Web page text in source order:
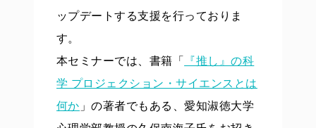
ップデートする支援を行っておりま
す。
本セミナーでは、書籍「
『推し』の科
学 プロジェクション・サイエンスとは
何か 」の著者でもある、愛知淑徳大学